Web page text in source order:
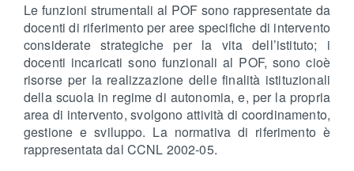
Le funzioni strumentali al POF sono rappresentate da
docenti di riferimento per aree specifiche di intervento
considerate strategiche per la vita dell’istituto; i
docenti incaricati sono funzionali al POF, sono cioè
risorse per la realizzazione delle finalità istituzionali
della scuola in regime di autonomia, e, per la propria
area di intervento, svolgono attività di coordinamento,
gestione e sviluppo. La normativa di riferimento è
rappresentata dal CCNL 2002-05.